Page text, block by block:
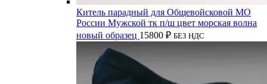
Китель парадный для Общевойсковой МО
России Мужской тк п/ш цвет морская волна
новый образец 15800 ₽ БЕЗ НДС